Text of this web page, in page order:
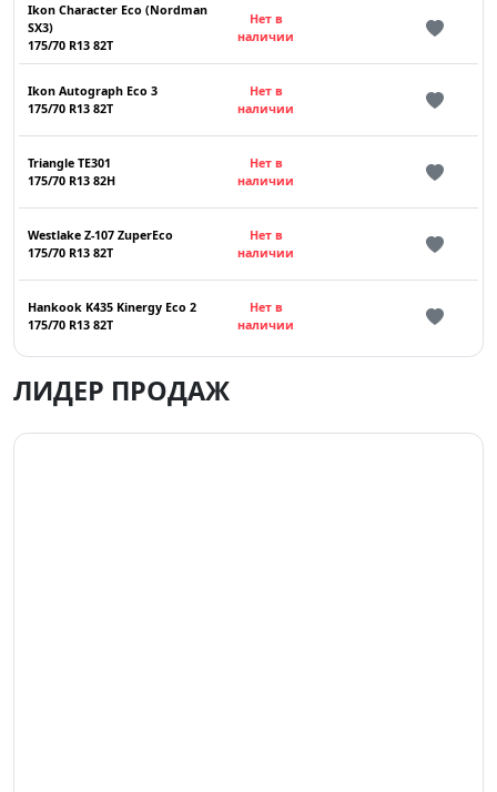
Ikon Character Eco (Nordman
SX3)
175/70 R13 82T
Нет в
наличии
Ikon Autograph Eco 3
175/70 R13 82T
Нет в
наличии
Triangle TE301
175/70 R13 82H
Нет в
наличии
Westlake Z-107 ZuperEco
175/70 R13 82T
Нет в
наличии
Hankook K435 Kinergy Eco 2
175/70 R13 82T
Нет в
наличии
ЛИДЕР ПРОДАЖ